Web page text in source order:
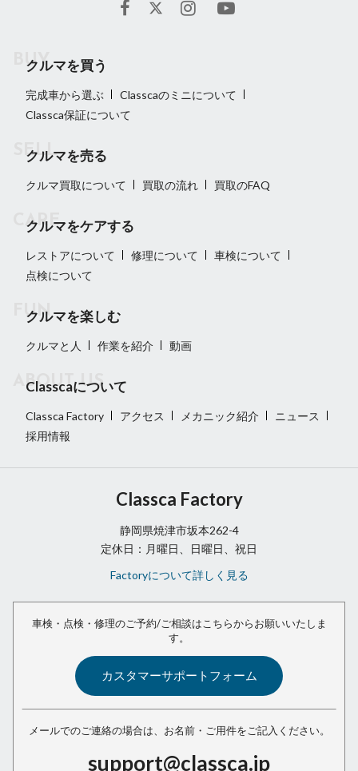
クルマを買う
完成車から選ぶ
Classcaのミニについて
Classca保証について
クルマを売る
クルマ買取について 買取の流れ 買取のFAQ
クルマをケアする
レストアについて 修理について
車検について
点検について
クルマを楽しむ
クルマと人 作業を紹介 動画
Classcaについて
Classca Factory アクセス メカニック紹介
ニュース
採用情報
Classca Factory
静岡県焼津市坂本262-4
定休日：月曜日、日曜日、祝日
Factoryについて詳しく見る
車検・点検・修理のご予約/ご相談は こちらからお願いいたしま
す。
カスタマーサポートフォーム
メールでのご連絡の場合は、 お名前・ご用件をご記入ください。
support@classca.jp